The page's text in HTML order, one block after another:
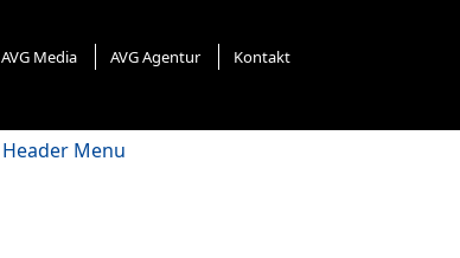
AVG Media AVG Agentur Kontakt